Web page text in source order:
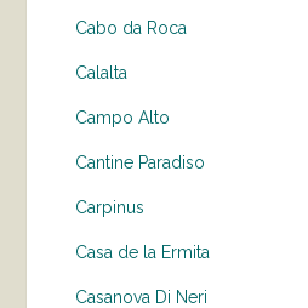
Cabo da Roca
Calalta
Campo Alto
Cantine Paradiso
Carpinus
Casa de la Ermita
Casanova Di Neri